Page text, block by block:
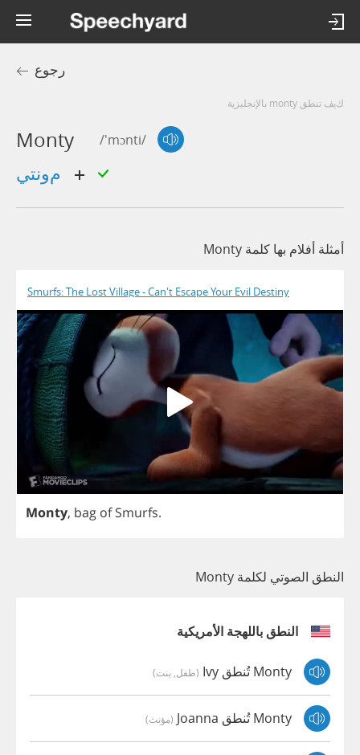
رجوع
كيف تنطق monty بالإنجليزية
Monty /'mɔnti/
أمثلة أفلام بها كلمة Monty
Smurfs: The Lost Village - Can't Escape Your Evil Destiny
Monty, bag of Smurfs.
النطق الصوتي لكلمة Monty
النطق باللهجة الأمريكية
Monty تُنطق Ivy (طفل, بنت)
Monty تُنطق Joanna (مؤنث)